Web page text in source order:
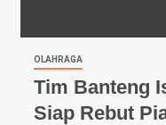
OLAHRAGA
Tim Banteng
Siap Rebut